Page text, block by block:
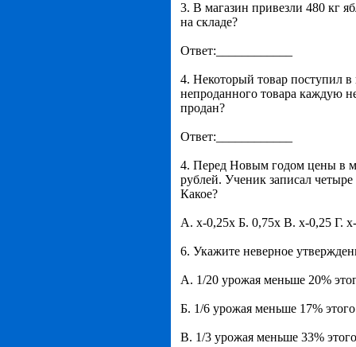
3. В магазин привезли 480 кг
на складе?
Ответ:____________
4. Некоторый товар поступил
непроданного товара каждую
продан?
Ответ:____________
4. Перед Новым годом цены в
рублей. Ученик записал
Какое?
А. х-0,25х Б. 0,75х В. х-0,25 Г. х-
6. Укажите неверное
А. 1/20 урожая меньше 20%
Б. 1/6 урожая меньше 17%
В. 1/3 урожая меньше 33%